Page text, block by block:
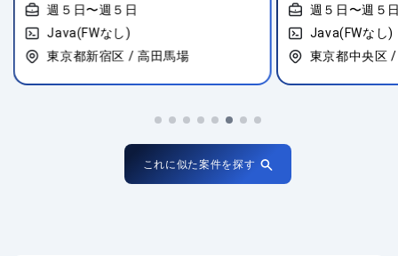
週５日〜週５日
Java(FWなし)
東京都新宿区 / 高田馬場
週５日〜週５
Java(FWなし)
東京都中央区
これに似た案件を探す